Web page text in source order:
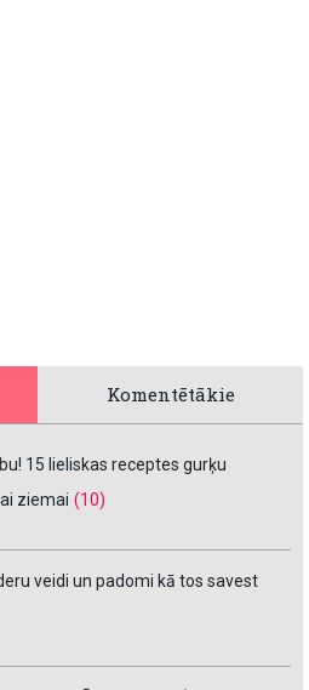
Komentētākie
15 lieliskas receptes gurķu
ziemai (10)
veidi un padomi kā tos savest